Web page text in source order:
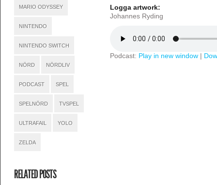
MARIO ODYSSEY
NINTENDO
NINTENDO SWITCH
NÖRD NÖRDLIV
PODCAST SPEL
SPELNÖRD TVSPEL
ULTRAFAIL YOLO
ZELDA
RELATED POSTS
Logga artwork:
Johannes Ryding
Podcast: Play in new window|